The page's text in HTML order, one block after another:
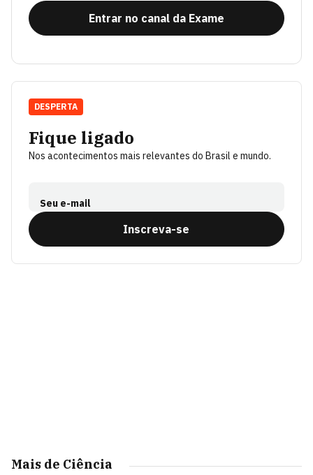
Entrar no canal da Exame
Fique ligado
Nos acontecimentos mais relevantes do Brasil e mundo.
Seu e-mail
Inscreva-se
DESPERTA
Mais de Ciência